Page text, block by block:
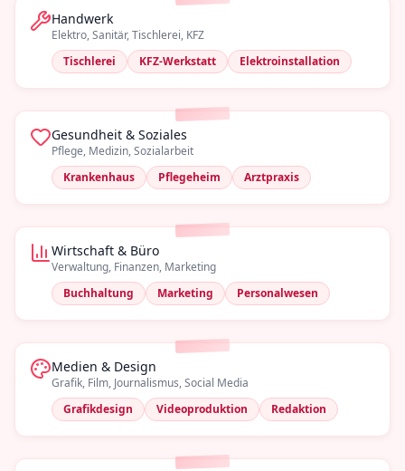
Handwerk
Elektro, Sanitär, Tischlerei, KFZ
Tischlerei
KFZ-Werkstatt Elektroinstallation
Gesundheit & Soziales
Pflege, Medizin, Sozialarbeit
Krankenhaus
Pflegeheim Arztpraxis
Wirtschaft & Büro
Verwaltung, Finanzen, Marketing
Buchhaltung
Marketing Personalwesen
Medien & Design
Grafik, Film, Journalismus, Social Media
Grafikdesign
Videoproduktion Redaktion